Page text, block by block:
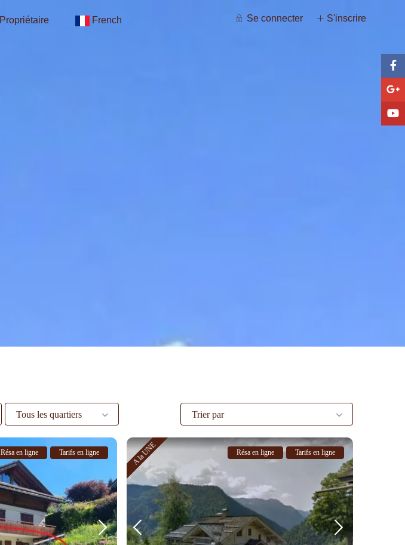
Se connecter S'inscrire
Propriétaire French
Tous les quartiers Trier par
Résa en ligne Tarifs en ligne A la UNE Résa en ligne Tarifs en ligne